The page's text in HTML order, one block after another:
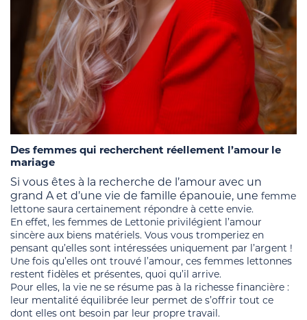
Des femmes qui recherchent réellement l’amour le
mariage
Si vous êtes à la recherche de l’amour avec un
grand A et d’une vie de famille épanouie, une femme
lettone saura certainement répondre à cette envie.
En effet, les femmes de Lettonie privilégient l’amour
sincère aux biens matériels. Vous vous tromperiez en
pensant qu’elles sont intéressées uniquement par l’argent !
Une fois qu’elles ont trouvé l’amour, ces femmes lettonnes
restent fidèles et présentes, quoi qu’il arrive.
Pour elles, la vie ne se résume pas à la richesse financière :
leur mentalité équilibrée leur permet de s’offrir tout ce
dont elles ont besoin par leur propre travail.